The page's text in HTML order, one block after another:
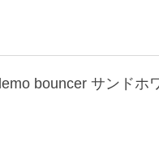
bouncer サンドホ